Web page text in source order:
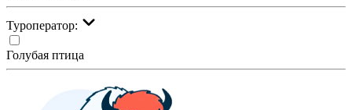
Туроператор:
Голубая птица